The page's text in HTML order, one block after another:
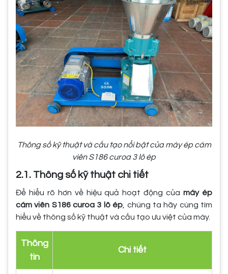
Thông số kỹ thuật và cấu tạo nổi bật của máy ép cám
viên S186 curoa 3 lô ép
2.1. Thông số kỹ thuật chi tiết
Để hiểu rõ hơn về hiệu quả hoạt động củamáy ép
cám viên S186 curoa 3 lô ép , chúng ta hãy cùng tìm
hiểu về thông số kỹ thuật và cấu tạo ưu việt của máy.
Thông
tin
Chi tiết